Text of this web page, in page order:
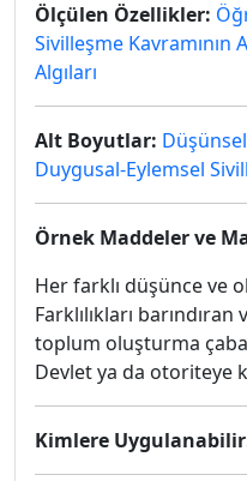
Ölçülen Özellikler:
Sivilleşme Kavramının
Algıları
Alt Boyutlar:
Duygusal-Eylemsel
Örnek Maddeler ve
Her farklı düşünce ve
Farklılıkları
toplum oluşturma
Devlet ya da otoriteye
Kimlere